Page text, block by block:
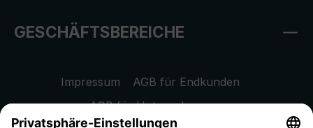
GESCHÄFTSBEREICHE
Impressum
AGB für Endkunden
AGB für Unternehmen